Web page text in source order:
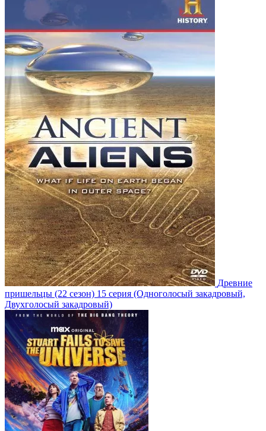
Древние
пришельцы (22 сезон) 15 серия (Одноголосый закадровый,
Двухголосый закадровый)